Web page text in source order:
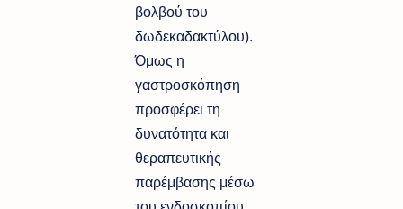
βολβού του
δωδεκαδακτύλου).
Όμως η
γαστροσκόπηση
προσφέρει τη
δυνατότητα και
θεραπευτικής
παρέμβασης μέσω